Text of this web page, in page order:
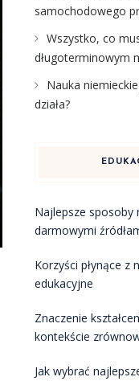
samochodowego
Wszystko, co
długoterminowym
Nauka
działa?
Najlepsze sposoby
darmowymi
Korzyści płynące z
edukacyjne
Znaczenie
kontekście
Jak wybrać